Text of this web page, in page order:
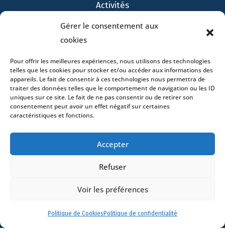
Gérer le consentement aux
cookies
Pour offrir les meilleures expériences, nous utilisons des technologies
telles que les cookies pour stocker et/ou accéder aux informations des
appareils. Le fait de consentir à ces technologies nous permettra de
traiter des données telles que le comportement de navigation ou les ID
uniques sur ce site. Le fait de ne pas consentir ou de retirer son
consentement peut avoir un effet négatif sur certaines
caractéristiques et fonctions.
Accepter
Refuser
Voir les préférences
Politique de Cookies Politique de confidentialité
Activités
Actualités
Contact
76600 Le Havre – France –+33 (0)2 35 22 18 88
3 boulevard de Louvain – 13008 Marseille – France –
Catherine – 33000 Bordeaux – France -
1201 Genève – Suisse - +33 (0)1 53 76 91 00